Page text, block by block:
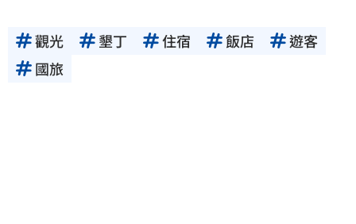
觀光 墾丁 住宿 飯店
遊客
國旅